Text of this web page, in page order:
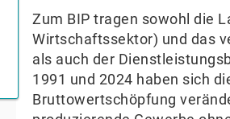
Zum BIP tragen sowohl die
Wirtschaftssektor) und das
als auch der
1991 und 2024 haben sich
Bruttowertschöpfung